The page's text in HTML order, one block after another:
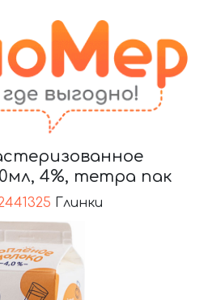
4%, тетра пак
Глинки